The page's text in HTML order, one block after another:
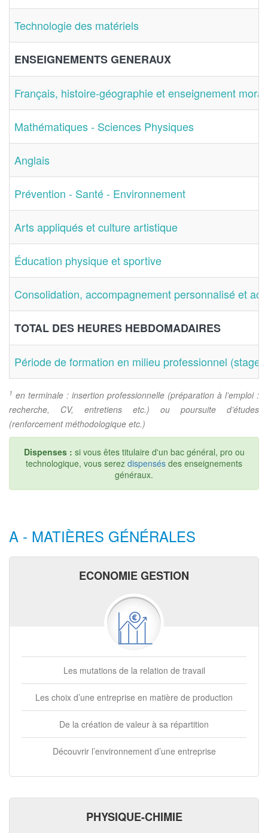
Technologie des matériels
ENSEIGNEMENTS GENERAUX
Français, histoire-géographie et enseignement
Mathématiques - Sciences Physiques
Anglais
Prévention - Santé - Environnement
Arts appliqués et culture artistique
Éducation physique et sportive
Consolidation, accompagnement personnalisé et
TOTAL DES HEURES HEBDOMADAIRES
Période de formation en milieu professionnel (stage)
1 en terminale : insertion professionnelle (préparation à l’emploi :
recherche, CV, entretiens etc.) ou poursuite d’études
(renforcement méthodologique etc.)
Dispenses : si vous êtes titulaire d'un bac général, pro ou
technologique, vous serez dispensés des enseignements
généraux.
A - MATIÈRES GÉNÉRALES
ECONOMIE GESTION
Les mutations de la relation de travail
Les choix d’une entreprise en matière de production
De la création de valeur à sa répartition
Découvrir l’environnement d’une entreprise
PHYSIQUE-CHIMIE